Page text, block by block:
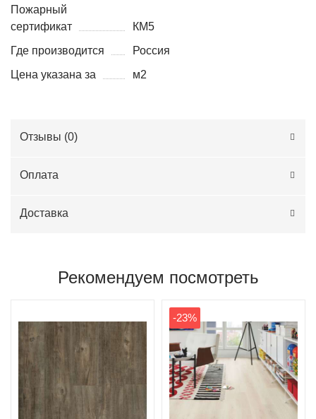
Пожарный
сертификат
КМ5
Где производится
Россия
Цена указана за
м2
Отзывы (0)
Оплата
Доставка
Рекомендуем посмотреть
-23%